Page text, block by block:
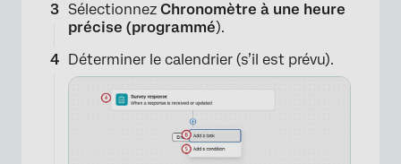
Sélectionnez Chronomètre à une heure
précise (programmé).
Déterminer le calendrier (s’il est prévu).